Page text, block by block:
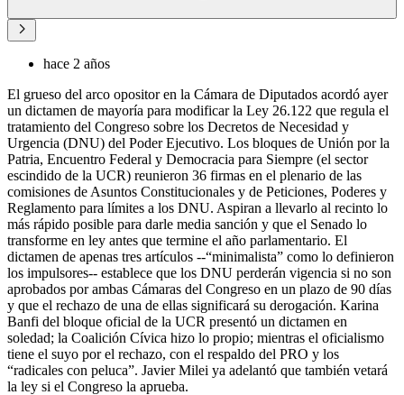
hace 2 años
El grueso del arco opositor en la Cámara de Diputados acordó ayer
un dictamen de mayoría para modificar la Ley 26.122 que regula el
tratamiento del Congreso sobre los Decretos de Necesidad y
Urgencia (DNU) del Poder Ejecutivo. Los bloques de Unión por la
Patria, Encuentro Federal y Democracia para Siempre (el sector
escindido de la UCR) reunieron 36 firmas en el plenario de las
comisiones de Asuntos Constitucionales y de Peticiones, Poderes y
Reglamento para límites a los DNU. Aspiran a llevarlo al recinto lo
más rápido posible para darle media sanción y que el Senado lo
transforme en ley antes que termine el año parlamentario. El
dictamen de apenas tres artículos --“minimalista” como lo definieron
los impulsores-- establece que los DNU perderán vigencia si no son
aprobados por ambas Cámaras del Congreso en un plazo de 90 días
y que el rechazo de una de ellas significará su derogación. Karina
Banfi del bloque oficial de la UCR presentó un dictamen en
soledad; la Coalición Cívica hizo lo propio; mientras el oficialismo
tiene el suyo por el rechazo, con el respaldo del PRO y los
“radicales con peluca”. Javier Milei ya adelantó que también vetará
la ley si el Congreso la aprueba.